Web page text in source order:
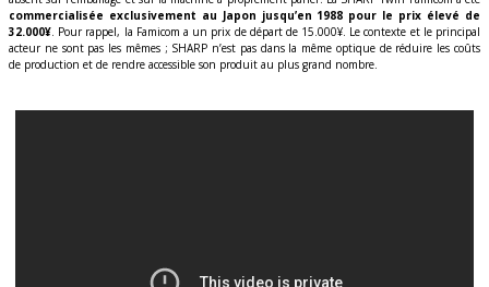
commercialisée exclusivement au Japon jusqu’en 1988 pour le prix élevé de
32.000¥. Pour rappel, la Famicom a un prix de départ de 15.000¥. Le contexte et le principal
acteur ne sont pas les mêmes ; SHARP n’est pas dans la même optique de réduire les coûts
de production et de rendre accessible son produit au plus grand nombre.